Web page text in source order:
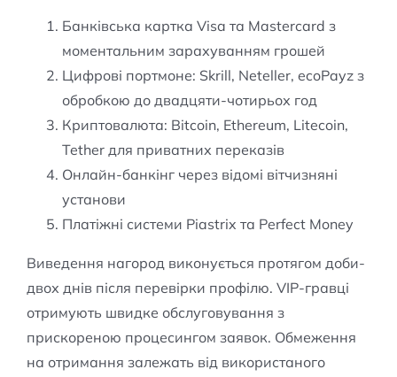
Банківська картка Visa та Mastercard з
моментальним зарахуванням грошей
Цифрові портмоне: Skrill, Neteller, ecoPayz з
обробкою до двадцяти-чотирьох год
Криптовалюта: Bitcoin, Ethereum, Litecoin,
Tether для приватних переказів
Онлайн-банкінг через відомі вітчизняні
установи
Платіжні системи Piastrix та Perfect Money
Виведення нагород виконується протягом доби-
двох днів після перевірки профілю. VIP-гравці
отримують швидке обслуговування з
прискореною процесингом заявок. Обмеження
на отримання залежать від використаного